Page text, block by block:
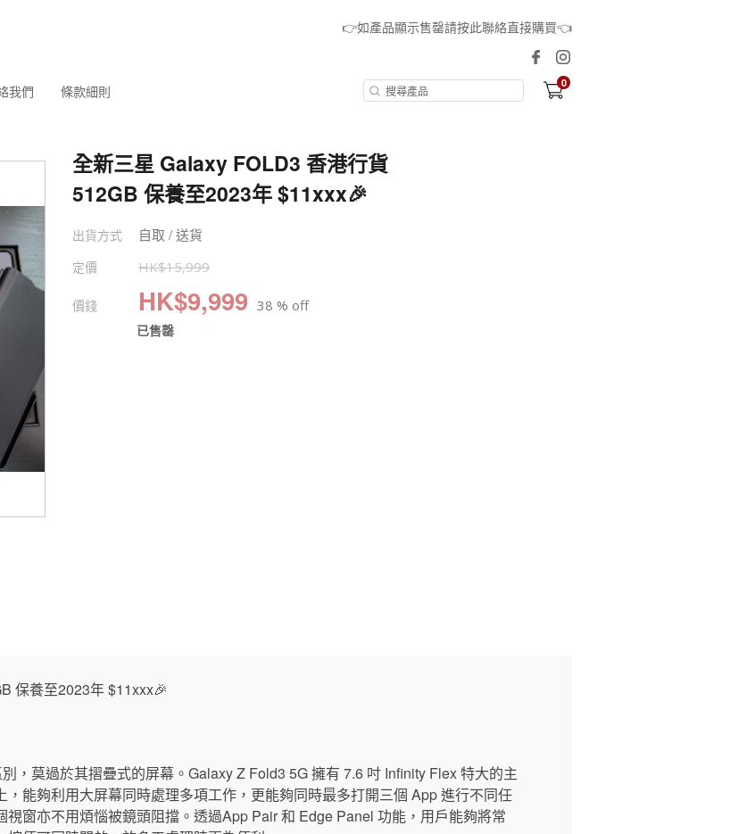
👉如產品顯示售罄請按此聯絡直接購買👈
我們 條款細則 0
全新三星 Galaxy FOLD3 香港行貨
512GB 保養至2023年 $11xxx🎉
出貨方式 自取 / 送貨
定價 HK$15,999
價錢 HK$9,999 38 % off
已售罄
保養至2023年 $11xxx🎉
，莫過於其摺疊式的屏幕。Galaxy Z Fold3 5G 擁有 7.6 吋 Infinity Flex 特大的主
能夠利用大屏幕同時處理多項工作，更能夠同時最多打開三個 App 進行不同任
窗亦不用煩惱被鏡頭阻擋。透過App Pair 和 Edge Panel 功能，用戶能夠將常